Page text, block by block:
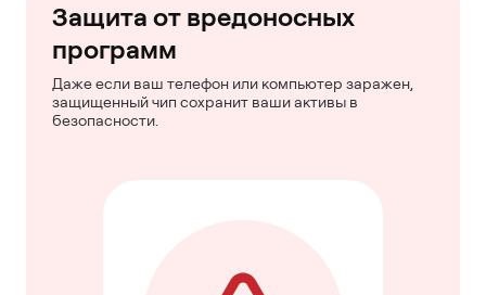
Защита от вредоносных
программ
Даже если ваш телефон или компьютер заражен,
защищенный чип сохранит ваши активы в
безопасности.